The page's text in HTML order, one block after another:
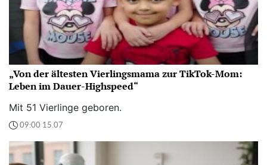
„Von der ältesten Vierlingsmama zur TikTok-Mom:
Leben im Dauer-Highspeed“
Mit 51 Vierlinge geboren.
09:00 15.07